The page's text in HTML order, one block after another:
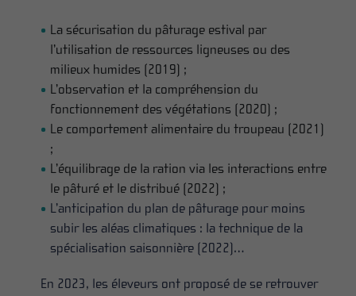
La sécurisation du pâturage estival par
l’utilisation de ressources ligneuses ou des
milieux humides (2019) ;
L’observation et la compréhension du
fonctionnement des végétations (2020) ;
Le comportement alimentaire du troupeau (2021)
;
L’équilibrage de la ration via les interactions entre
le pâturé et le distribué (2022) ;
L’anticipation du plan de pâturage pour moins
subir les aléas climatiques : la technique de la
spécialisation saisonnière (2022)…
En 2023, les éleveurs ont proposé de se retrouver